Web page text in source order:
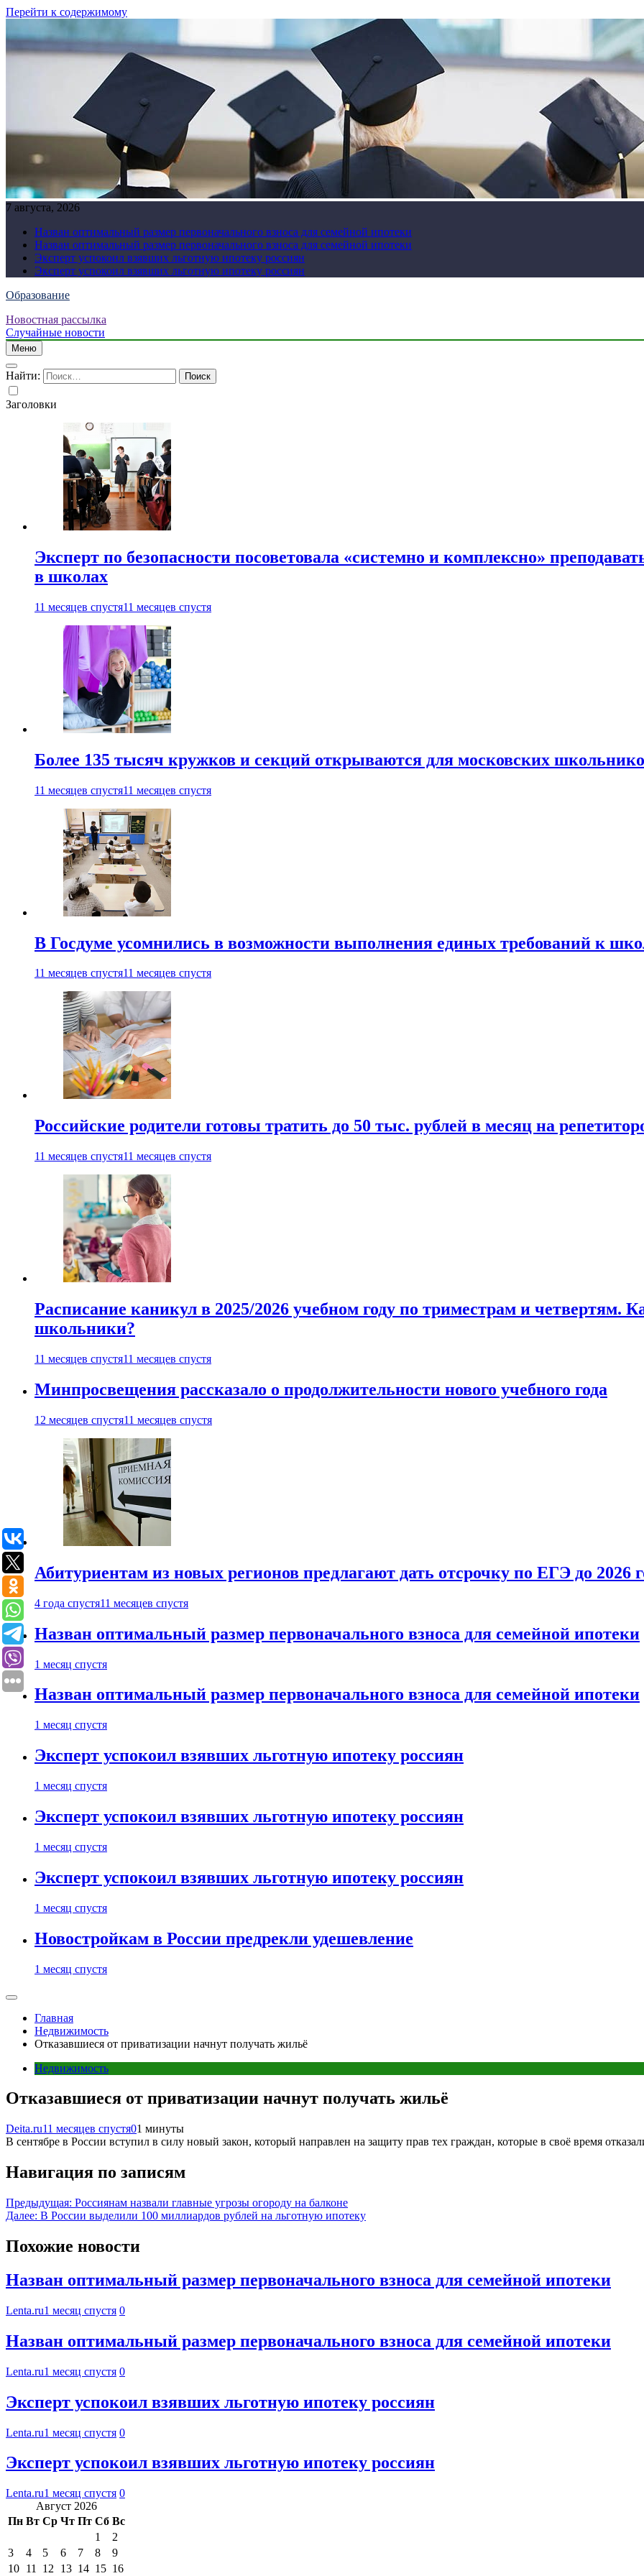
Перейти к содержимому
7 августа, 2026
Назван оптимальный размер первоначального взноса для семейной ипотеки
Назван оптимальный размер первоначального взноса для семейной ипотеки
Эксперт успокоил взявших льготную ипотеку россиян
Эксперт успокоил взявших льготную ипотеку россиян
Образование
Новостная рассылка
Случайные новости
Меню
Найти:
Заголовки
Эксперт по безопасности посоветовала «системно и комплексно»
в школах
11 месяцев спустя11 месяцев спустя
Более 135 тысяч кружков и секций открываются для московских
11 месяцев спустя11 месяцев спустя
В Госдуме усомнились в возможности выполнения единых требований к
11 месяцев спустя11 месяцев спустя
Российские родители готовы тратить до 50 тыс. рублей в месяц на
11 месяцев спустя11 месяцев спустя
Расписание каникул в 2025/2026 учебном году по триместрам и четвертям.
школьники?
11 месяцев спустя11 месяцев спустя
Минпросвещения рассказало о продолжительности нового учебного года
12 месяцев спустя11 месяцев спустя
Абитуриентам из новых регионов предлагают дать отсрочку по ЕГЭ до 2026
4 года спустя11 месяцев спустя
Назван оптимальный размер первоначального взноса для семейной ипотеки
1 месяц спустя
Назван оптимальный размер первоначального взноса для семейной ипотеки
1 месяц спустя
Эксперт успокоил взявших льготную ипотеку россиян
1 месяц спустя
Эксперт успокоил взявших льготную ипотеку россиян
1 месяц спустя
Эксперт успокоил взявших льготную ипотеку россиян
1 месяц спустя
Новостройкам в России предрекли удешевление
1 месяц спустя
Главная
Недвижимость
Отказавшиеся от приватизации начнут получать жильё
Недвижимость
Отказавшиеся от приватизации начнут получать жильё
Deita.ru11 месяцев спустя01 минуты
В сентябре в России вступил в силу новый закон, который направлен на защиту прав тех граждан, которые в своё время
Навигация по записям
Предыдущая: Россиянам назвали главные угрозы огороду на балконе
Далее: В России выделили 100 миллиардов рублей на льготную ипотеку
Похожие новости
Назван оптимальный размер первоначального взноса для семейной ипотеки
Lenta.ru1 месяц спустя 0
Назван оптимальный размер первоначального взноса для семейной ипотеки
Lenta.ru1 месяц спустя 0
Эксперт успокоил взявших льготную ипотеку россиян
Lenta.ru1 месяц спустя 0
Эксперт успокоил взявших льготную ипотеку россиян
Lenta.ru1 месяц спустя 0
Август 2026
Пн Вт Ср Чт Пт Сб Вс
1
2
3
4 5 6 7 8
9
10 11 12 13 14 15 16